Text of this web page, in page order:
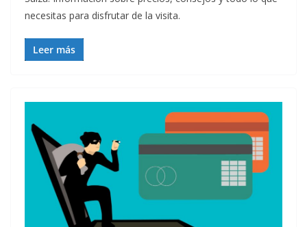
necesitas para disfrutar de la visita.
Leer más